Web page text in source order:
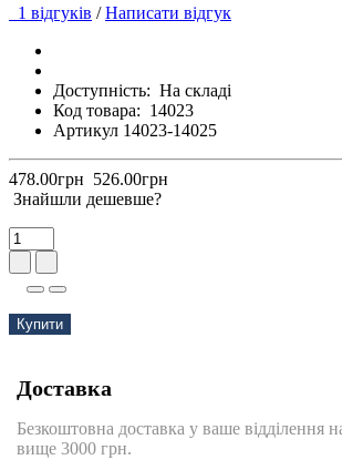
1 відгуків / Написати відгук
Доступність: На складі
Код товара: 14023
Артикул 14023-14025
478.00грн 526.00грн
Знайшли дешевше?
Купити
Доставка
Безкоштовна доставка у ваше відділення
вище 3000 грн.